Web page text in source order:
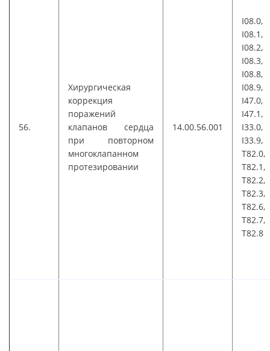
56.
Хирургическая
коррекция
поражений
клапанов сердца
при повторном
многоклапанном
протезировании
14.00.56.001
I08.0,
I08.1,
I08.2,
I08.3,
I08.8,
I08.9,
I47.0,
I47.1,
I33.0,
I33.9,
T82.0,
T82.1,
T82.2,
T82.3,
T82.6,
T82.7,
T82.8